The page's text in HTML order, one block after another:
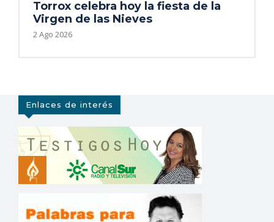
Torrox celebra hoy la fiesta de la
Virgen de las Nieves
2 Ago 2026
Enlaces de interés